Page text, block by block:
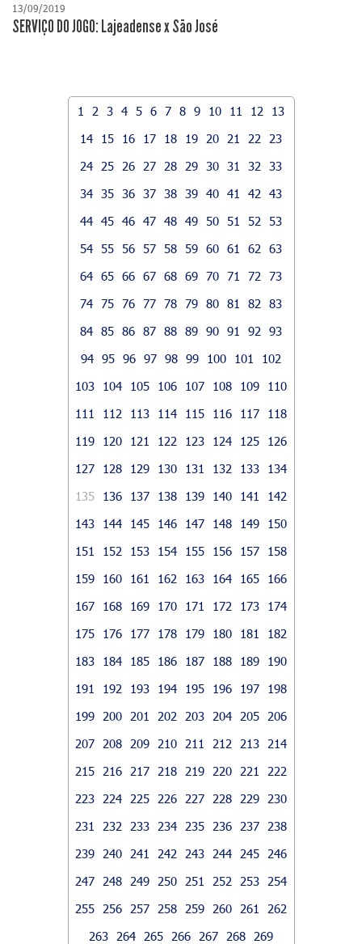
13/09/2019
SERVIÇO DO JOGO: Lajeadense x São José
1 2 3 4 5 6 7 8 9 10 11 12
13
14
15 16 17 18 19 20 21 22
23
24
25 26 27 28 29 30 31 32
33
34 35 36 37 38 39 40 41 42
43
44 45 46 47 48 49 50 51 52
53
54 55 56 57 58 59 60 61 62
63
64 65 66 67 68 69 70 71 72
73
74 75 76 77 78 79 80 81 82
83
84 85 86 87 88 89 90 91 92
93
94 95 96 97 98 99 100 101
102
103
104 105 106 107 108 109
110
111
112 113 114 115 116 117
118
119
120 121 122 123 124 125
126
127
128 129 130 131 132 133
134
135
136 137 138 139 140 141
142
143
144 145 146 147 148 149
150
151
152 153 154 155 156 157
158
159
160 161 162 163 164 165
166
167
168 169 170 171 172 173
174
175
176 177 178 179 180 181
182
183
184 185 186 187 188 189
190
191
192 193 194 195 196 197
198
199
200 201 202 203 204 205
206
207
208 209 210 211 212 213
214
215
216 217 218 219 220 221
222
223
224 225 226 227 228 229
230
231
232 233 234 235 236 237
238
239
240 241 242 243 244 245
246
247
248 249 250 251 252 253
254
255
256 257 258 259 260 261
262
263
264 265 266 267 268 269